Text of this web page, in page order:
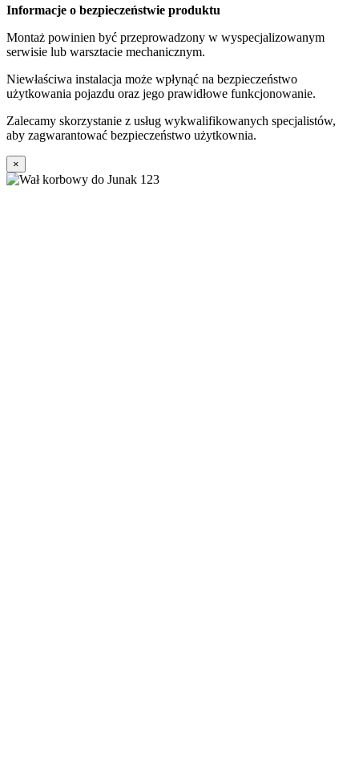
Informacje o bezpieczeństwie produktu
Montaż powinien być przeprowadzony w wyspecjalizowanym
serwisie lub warsztacie mechanicznym.
Niewłaściwa instalacja może wpłynąć na bezpieczeństwo
użytkowania pojazdu oraz jego prawidłowe funkcjonowanie.
Zalecamy skorzystanie z usług wykwalifikowanych specjalistów,
aby zagwarantować bezpieczeństwo użytkownia.
×